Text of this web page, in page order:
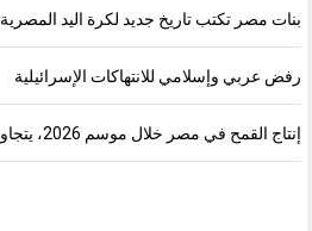
بنات مصر تكتب تاريخ جديد لكرة اليد المصرية
رفض عربي وإسلامي للانتهاكات الإسرائيلية
إنتاج القمح في مصر خلال موسم 2026، يتجاوز 10 ملايين طن